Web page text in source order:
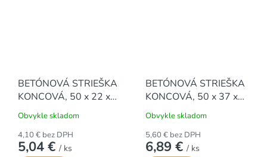
BETÓNOVÁ STRIEŠKA
KONCOVÁ, 50 x 22 x
4.3 cm, ŠIKMÁ
Obvykle skladom
4,10 € bez DPH
5,04 € / ks
BETÓNOVÁ STRIEŠKA
KONCOVÁ, 50 x 37 x
5.3 cm, ŠIKMÁ
Obvykle skladom
5,60 € bez DPH
6,89 € / ks